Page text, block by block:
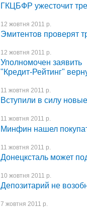
ГКЦБФР ужесточит
12 жовтня 2011 р.
Эмитентов проверят
12 жовтня 2011 р.
Уполномочен заявить
"Кредит-Рейтинг"
11 жовтня 2011 р.
Вступили в силу
11 жовтня 2011 р.
Минфин нашел
11 жовтня 2011 р.
Донецксталь может
10 жовтня 2011 р.
Депозитарий не
7 жовтня 2011 р.